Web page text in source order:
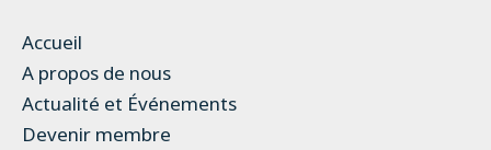
Accueil
A propos de nous
Actualité et Événements
Devenir membre